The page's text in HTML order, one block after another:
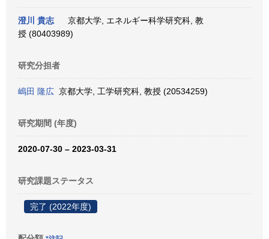
澄川 貴志
京都大学, エネルギー科学研究科, 教
授 (80403989)
研究分担者
嶋田 隆広 京都大学, 工学研究科, 教授 (20534259)
研究期間 (年度)
2020-07-30 – 2023-03-31
研究課題ステータス
完了 (2022年度)